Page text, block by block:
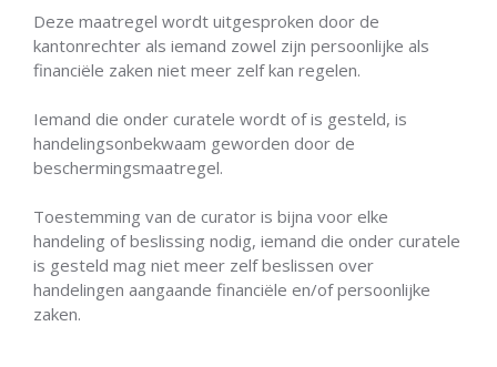
Deze maatregel wordt uitgesproken door de
kantonrechter als iemand zowel zijn persoonlijke als
financiële zaken niet meer zelf kan regelen.
Iemand die onder curatele wordt of is gesteld, is
handelingsonbekwaam geworden door de
beschermingsmaatregel.
Toestemming van de curator is bijna voor elke
handeling of beslissing nodig, iemand die onder curatele
is gesteld mag niet meer zelf beslissen over
handelingen aangaande financiële en/of persoonlijke
zaken.